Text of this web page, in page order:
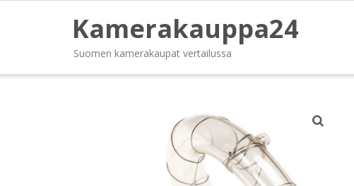
Kamerakauppa24
Suomen kamerakaupat vertailussa